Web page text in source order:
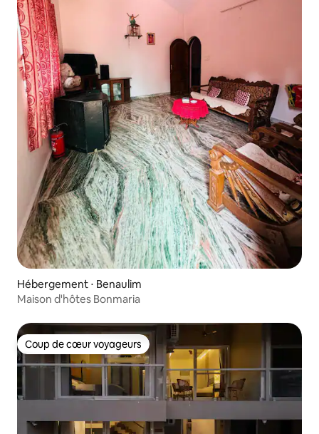
Hébergement ⋅ Benaulim
Maison d'hôtes Bonmaria
Coup de cœur voyageurs
Coup de cœur voyageurs